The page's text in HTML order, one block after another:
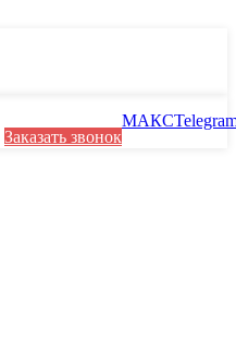
Заказать звонок
МАКС